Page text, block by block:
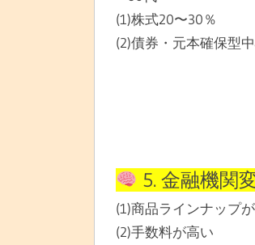
(1)株式20〜30％
(2)債券・元本確保型
5. 金融機関
(1)商品ラインナップ
(2)手数料が高い